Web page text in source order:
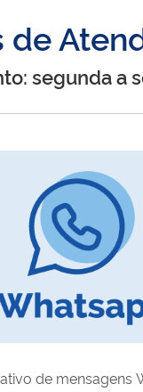
de
segunda a
de mensagens